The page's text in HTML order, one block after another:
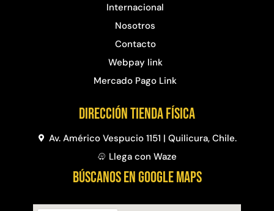
Internacional
Nosotros
Contacto
Webpay link
Mercado Pago Link
Dirección Tienda física
Av. Américo Vespucio 1151 | Quilicura, Chile.
Llega con Waze
BÚSCANOS EN GOOGLE MAPS